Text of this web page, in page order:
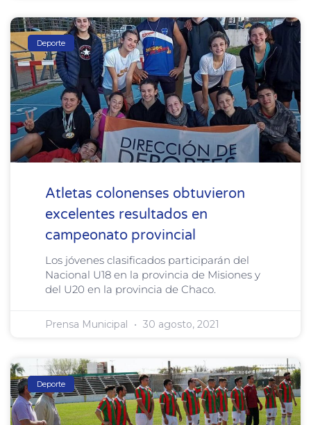
Deporte
Atletas colonenses obtuvieron
excelentes resultados en
campeonato provincial
Los jóvenes clasificados participarán del
Nacional U18 en la provincia de Misiones y
del U20 en la provincia de Chaco.
Prensa Municipal 30 agosto, 2021
Deporte